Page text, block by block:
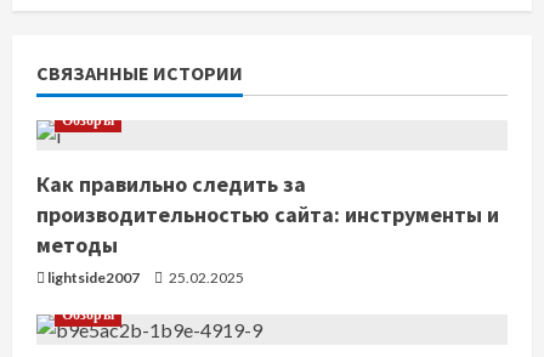
т
ь
ч
т
е
н
и
СВЯЗАННЫЕ ИСТОРИИ
Обзоры
Как правильно следить за
производительностью сайта: инструменты и
методы
lightside2007
25.02.2025
Обзоры